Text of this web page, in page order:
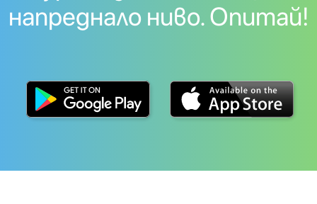
напреднало ниво. Опитай!